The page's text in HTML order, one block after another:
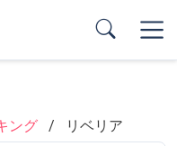
ング
リベリア